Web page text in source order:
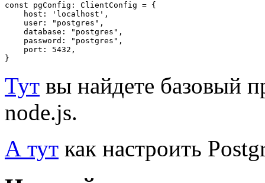
const pgConfig: ClientConfig = {
    host: 'localhost',
    user: "postgres",
    database: "postgres",
    password: "postgres",
    port: 5432,
}
Тут вы найдете базовый
node.js.
А тут как настроить